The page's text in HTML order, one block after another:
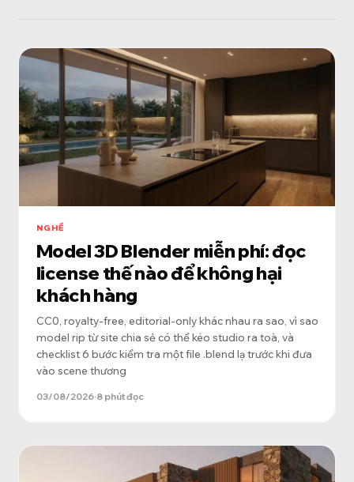
NGHỀ
Model 3D Blender miễn phí: đọc
license thế nào để không hại
khách hàng
CC0, royalty-free, editorial-only khác nhau ra sao, vì sao
model rip từ site chia sẻ có thể kéo studio ra toà, và
checklist 6 bước kiểm tra một file .blend lạ trước khi đưa
vào scene thương
03/08/2026·8 phút đọc